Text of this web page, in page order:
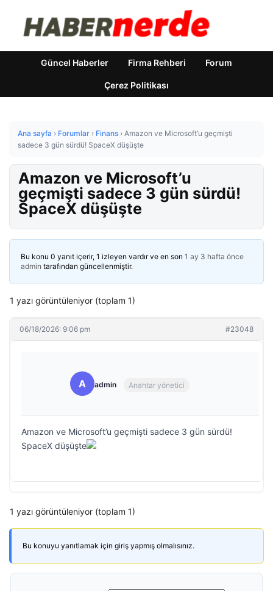
Güncel Haberler Firma Rehberi Forum
Çerez Politikası
Ana sayfa › Forumlar › Finans › Amazon ve Microsoft’u geçmişti
sadece 3 gün sürdü! SpaceX düşüşte
Amazon ve Microsoft’u
geçmişti sadece 3 gün sürdü!
SpaceX düşüşte
Bu konu 0 yanıt içerir, 1 izleyen vardır ve en son 1 ay 3 hafta önce
admin tarafından güncellenmiştir.
1 yazı görüntüleniyor (toplam 1)
06/18/2026: 9:06 pm #23048
A admin Anahtar yönetici
Amazon ve Microsoft’u geçmişti sadece 3 gün sürdü!
SpaceX düşüşte
1 yazı görüntüleniyor (toplam 1)
Bu konuyu yanıtlamak için giriş yapmış olmalısınız.